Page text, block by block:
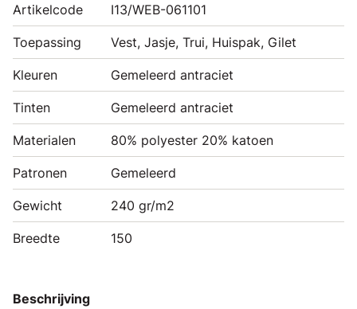
Artikelcode I13/WEB-061101
Toepassing Vest, Jasje, Trui, Huispak, Gilet
Kleuren Gemeleerd antraciet
Tinten Gemeleerd antraciet
Materialen 80% polyester 20% katoen
Patronen Gemeleerd
Gewicht 240 gr/m2
Breedte 150
Beschrijving